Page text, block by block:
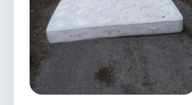
SAMEDI 8 AOÛT 2026
Secrétariat ouvert
Lundi, mardi, jeudi, vendredi de